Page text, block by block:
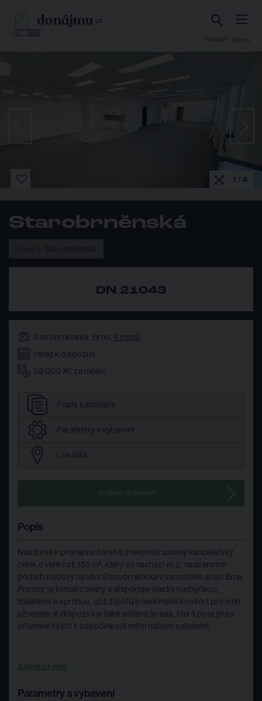
Hledat Menu
1 / 4
Starobrněnská
DN 21043
Starobrněnská, Brno, k mapě
ihned k dispozici
38 000 Kč za měsíc
Popis kanceláře
Parametry a vybavení
Lokalita
Popis
Nabízíme k pronájmu čerstvě zrekonstruovaný kancelářský
celek o velikosti 153 m², který se nachází ve 2. nadzemním
podlaží budovy na ulici Starobrněnská v samotném srdci Brna.
Prostor je klimatizovaný a disponuje vlastní kuchyňkou,
toaletami a sprchou, což zajišťuje maximální komfort pro jeho
uživatele. K dispozici je také sdílená terasa, která poskytuje
příjemné místo k odpočinku či neformálním setkáním.
Pro zájemce je navíc možnost pronájmu garážového stání.
Parametry a vybavení